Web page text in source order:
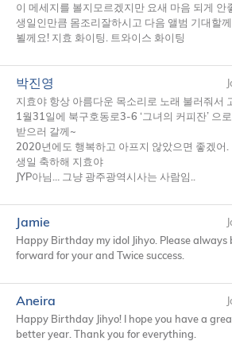
이 메세지를 볼지모르겠지만 요새 마음 되게 안
생일인만큼 몸조리잘하시고 다음 앨범 기대할
뵐께요! 지효 화이팅. 트와이스 화이팅
박진영
지효야 항상 아름다운 목소리로 노래 불러줘서
1월31일에 북구호동로3-6 ‘그녀의 커피잔’ 으
받으러 갈께~
2020년에도 행복하고 아프지 않았으면 좋겠어.
생일 축하해 지효야
JYP아님… 그냥 광주광역시사는 사람임..
Jamie
Happy Birthday my idol Jihyo. Please always
forward for your and Twice success.
Aneira
Happy Birthday Jihyo! I hope you have a
better year. Thank you for everything.